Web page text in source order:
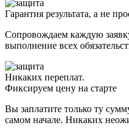
Гарантия результата, а не
Сопровождаем каждую
выполнение всех
Никаких переплат.
Фиксируем цену на старте
Вы заплатите только ту
самом начале. Никаких